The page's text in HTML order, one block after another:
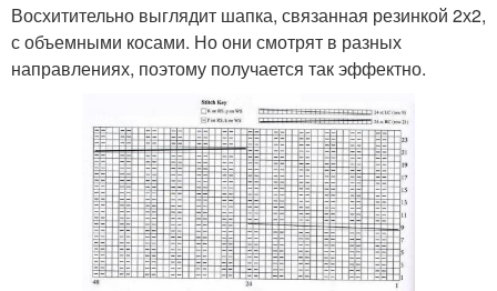
Восхитительно выглядит шапка, связанная резинкой 2х2,
с объемными косами. Но они смотрят в разных
направлениях, поэтому получается так эффектно.